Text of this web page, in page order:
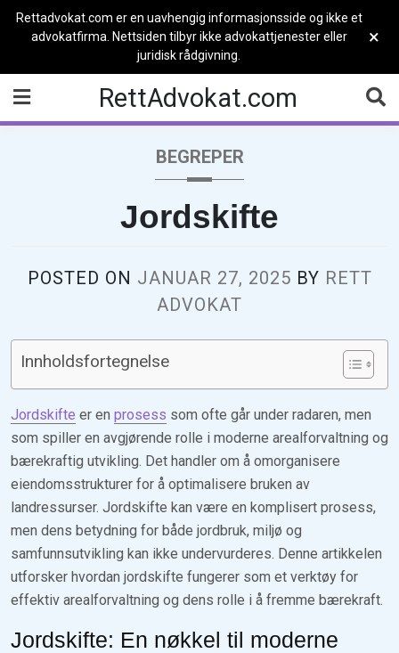
Rettadvokat.com er en uavhengig informasjonsside og ikke et
advokatfirma. Nettsiden tilbyr ikke advokattjenester eller
juridisk rådgivning.
×
content
RettAdvokat.com
BEGREPER
Jordskifte
POSTED ON JANUAR 27, 2025 BY RETT
ADVOKAT
Innholdsfortegnelse
Jordskifte er en prosess som ofte går under radaren, men
som spiller en avgjørende rolle i moderne arealforvaltning og
bærekraftig utvikling. Det handler om å omorganisere
eiendomsstrukturer for å optimalisere bruken av
landressurser. Jordskifte kan være en komplisert prosess,
men dens betydning for både jordbruk, miljø og
samfunnsutvikling kan ikke undervurderes. Denne artikkelen
utforsker hvordan jordskifte fungerer som et verktøy for
effektiv arealforvaltning og dens rolle i å fremme bærekraft.
Jordskifte: En nøkkel til moderne